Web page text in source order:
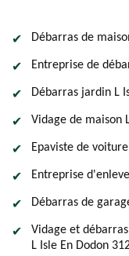
Débarras de
Entreprise de
Débarras jardin L
Vidage de maison
Epaviste de
Entreprise
Débarras de
Vidage et
L Isle En Dodon